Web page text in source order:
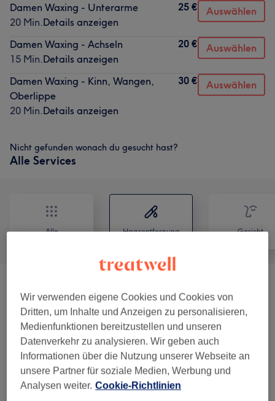
Damen Waxing - Unterarme
20 Min.Details anzeigen
25 € Auswählen
Damen Waxing - Achseln
15 Min.Details anzeigen
20 € Auswählen
Damen Waxing - Kinn, Wangen,
Oberlippe
20 Min.Details anzeigen
30 € Auswählen
Nicht gefunden wonach du gesucht hast?
Alle Services
Alle Haarentfernung Gesicht
Damen Waxing (10) ab 20 €
Herren Waxing (7
Unsere Arbeit
Wir verwenden eigene Cookies und Cookies von
Dritten, um Inhalte und Anzeigen zu personalisieren,
Medienfunktionen bereitzustellen und unseren
Datenverkehr zu analysieren. Wir geben auch
Informationen über die Nutzung unserer Webseite an
unsere Partner für soziale Medien, Werbung und
Analysen weiter. Cookie-Richtlinien